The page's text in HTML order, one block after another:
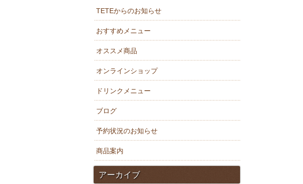
TETEからのお知らせ
おすすめメニュー
オススメ商品
オンラインショップ
ドリンクメニュー
ブログ
予約状況のお知らせ
商品案内
アーカイブ